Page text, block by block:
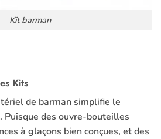
Kit barman
Kits
de barman simplifie le
Puisque des ouvre-bouteilles
à glaçons bien conçues, et des